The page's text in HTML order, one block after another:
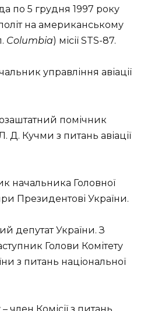
по 5 грудня 1997 року
на американському
Columbia) місії STS-87.
управління авіації
помічник
Д. Кучми з питань авіації
начальника Головної
Президентові України.
депутат України. З
Голови Комітету
з питань національної